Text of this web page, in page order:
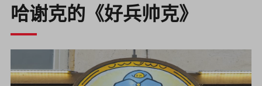
哈谢克的《好兵帅克》